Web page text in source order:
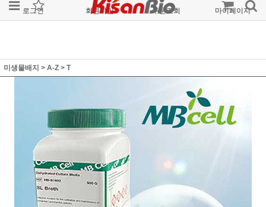
로그인 회원가입 주문조회 마이페이지
미생물배지 > A-Z > T